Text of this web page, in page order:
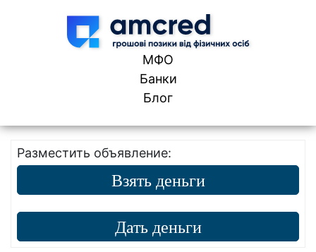
МФО
Банки
Блог
Разместить объявление:
Взять деньги
Дать деньги